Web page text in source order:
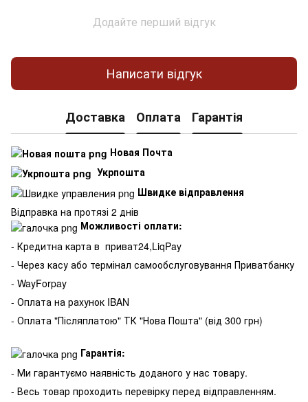
Додайте перший відгук
Написати відгук
Доставка Оплата Гарантія
Новая Почта
Укрпошта
Швидке відправлення
Відправка на протязі 2 днів
Можливості оплати:
- Кредитна карта в приват24,LiqPay
- Через касу або термінал самообслуговування Приватбанку
- WayForpay
- Оплата на рахунок IBAN
- Оплата "Післяплатою" ТК "Нова Пошта" (від 300 грн)
Гарантія:
- Ми гарантуємо наявність доданого у нас товару.
- Весь товар проходить перевірку перед відправленням.